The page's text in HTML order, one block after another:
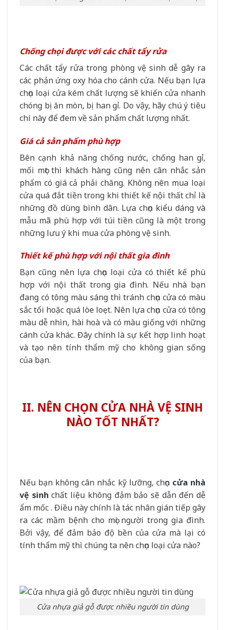
Chống chọi được với các chất tẩy rửa
Các chất tẩy rửa trong phòng vệ sinh dễ gây ra
các phản ứng oxy hóa cho cánh cửa. Nếu bạn lựa
chọn loại cửa kém chất lượng sẽ khiến cửa nhanh
chóng bị ăn mòn, bị han gỉ. Do vậy, hãy chú ý tiêu
chí này để đem về sản phẩm chất lượng nhất.
Giá cả sản phẩm phù hợp
Bên cạnh khả năng chống nước, chống han gỉ,
mối mọt thì khách hàng cũng nên cân nhắc sản
phẩm có giá cả phải chăng. Không nên mua loại
cửa quá đắt tiền trong khi thiết kế nội thất chỉ là
những đồ dùng bình dân. Lựa chọn kiểu dáng và
mẫu mã phù hợp với túi tiền cũng là một trong
những lưu ý khi mua cửa phòng vệ sinh.
Thiết kế phù hợp với nội thất gia đình
Bạn cũng nên lựa chọn loại cửa có thiết kế phù
hợp với nội thất trong gia đình. Nếu nhà bạn
đang có tông màu sáng thì tránh chọn cửa có màu
sắc tối hoặc quá lòe loẹt. Nên lựa chọn cửa có tông
màu dễ nhìn, hài hoà và có màu giống với những
cánh cửa khác. Đây chính là sự kết hợp linh hoạt
và tạo nên tính thẩm mỹ cho không gian sống
của bạn.
II. NÊN CHỌN CỬA NHÀ VỆ SINH
NÀO TỐT NHẤT?
Nếu bạn không cân nhắc kỹ lưỡng, chọn cửa nhà
vệ sinh chất liệu không đảm bảo sẽ dẫn đến dễ
ẩm mốc . Điều này chính là tác nhân gián tiếp gây
ra các mầm bệnh cho mọi người trong gia đình.
Bởi vậy, để đảm bảo độ bền của cửa mà lại có
tính thẩm mỹ thì chúng ta nên chọn loại cửa nào?
Cửa nhựa giả gỗ được nhiều người tin dùng